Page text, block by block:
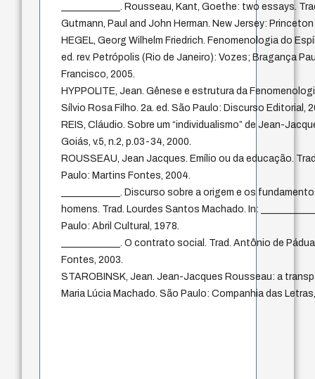
____________. Rousseau, Kant, Goethe: two essays.
Gutmann, Paul and John Herman. New Jersey:
HEGEL, Georg Wilhelm Friedrich. Fenomenologia do
ed. rev. Petrópolis (Rio de Janeiro): Vozes; Bragança
Francisco, 2005.
HYPPOLITE, Jean. Gênese e estrutura da
Sílvio Rosa Filho. 2a. ed. São Paulo: Discurso Editorial,
REIS, Cláudio. Sobre um “individualismo” de Jean-
Goiás, v.5, n.2, p.03-34, 2000.
ROUSSEAU, Jean Jacques. Emílio ou da educação.
Paulo: Martins Fontes, 2004.
____________. Discurso sobre a origem e os
homens. Trad. Lourdes Santos Machado. In:
Paulo: Abril Cultural, 1978.
____________. O contrato social. Trad. Antônio de
Fontes, 2003.
STAROBINSK, Jean. Jean-Jacques Rousseau: a
Maria Lúcia Machado. São Paulo: Companhia das